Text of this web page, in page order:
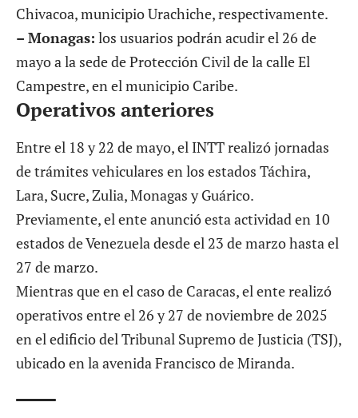
Chivacoa, municipio Urachiche, respectivamente.
– Monagas: los usuarios podrán acudir el 26 de
mayo a la sede de Protección Civil de la calle El
Campestre, en el municipio Caribe.
Operativos anteriores
Entre el 18 y 22 de mayo, el INTT realizójornadas
de trámites vehiculares en los estados Táchira,
Lara, Sucre, Zulia, Monagas y Guárico.
Previamente, el ente anunció estaactividad en 10
estados de Venezueladesde el 23 de marzo hasta el
27 de marzo.
Mientras que en el caso de Caracas, el ente realizó
operativos entre el 26 y 27 de noviembre de 2025
en el edificio del Tribunal Supremo de Justicia (TSJ),
ubicado en la avenida Francisco de Miranda.